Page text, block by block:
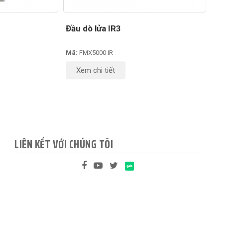
Đầu dò lửa IR3
Mã: FMX5000 IR
Xem chi tiết
LIÊN KẾT VỚI CHÚNG TÔI